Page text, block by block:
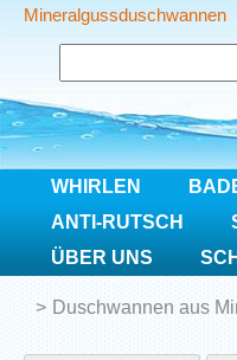
Mineralgussduschwannen
Home Duschen
Duschwannen aus
WHIRLEN
ANTI-RUTSCH
ÜBER UNS